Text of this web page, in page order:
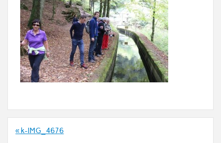
Beitrags-
« k-IMG_4676